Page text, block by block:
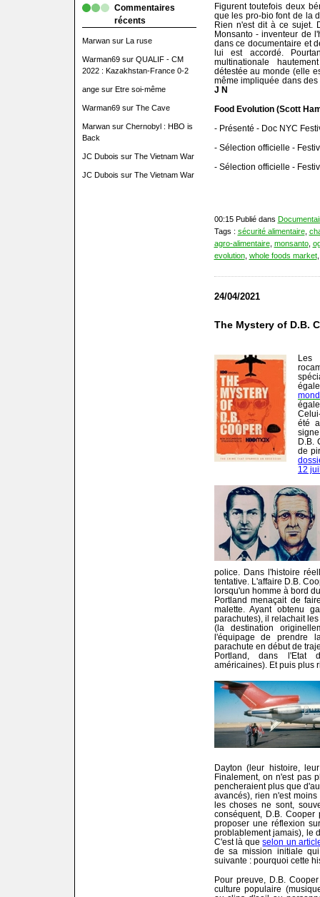
Commentaires
récents
Marwansur La ruse
Warman69sur QUALIF - CM
2022 : Kazakhstan-France 0-2
angesur Etre soi-même
Warman69sur The Cave
Marwansur Chernobyl : HBO is
Back
JC Dubois sur The Vietnam War
JC Dubois sur The Vietnam War
Figurent toutefois deux
que les pro-bio font de la
Rien n'est dit à ce sujet.
Monsanto - inventeur de
dans ce documentaire et
lui est accordé.
multinationale
détestée au monde (elle
même impliquée dans
J N
Food Evolution (Scott
- Présenté - Doc NYC
- Sélection officielle -
- Sélection officielle -
00:15 Publié dans
Tags : sécurité alimentaire,
agro-alimentaire, monsanto,
evolution, whole foods market
24/04/2021
The Mystery of D.B.
été
D.B.
de
12
police. Dans l'histoire
tentative. L'affaire D.B.
lorsqu'un homme à bord
Portland menaçait de
malette. Ayant obtenu
parachutes), il relachait
(la destination
l'équipage de prendre
parachute en début de
Portland, dans l'Etat
américaines). Et puis plus
Dayton (leur histoire,
Finalement, on n'est pas
pencheraient plus que
avancés), rien n'est
les choses ne sont,
conséquent, D.B.
proposer une réflexion
problablement jamais), le
C'est là queselon un
de sa mission initiale
suivante : pourquoi cette
Pour preuve, D.B.
culture populaire